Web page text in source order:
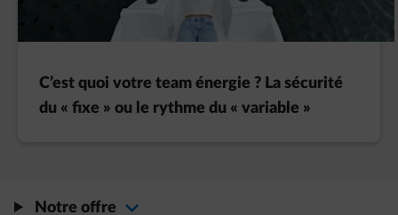
C’est quoi votre team énergie ? La sécurité
du « fixe » ou le rythme du « variable »
Notre offre